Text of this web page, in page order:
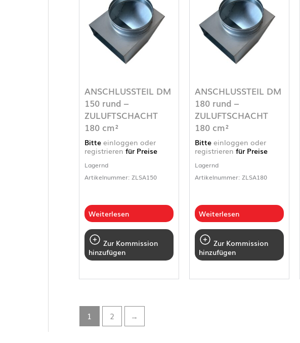
ANSCHLUSSTEIL DM
150 rund –
ZULUFTSCHACHT
180 cm²
Bitte einloggen oder
registrieren für Preise
Lagernd
Artikelnummer: ZLSA150
Weiterlesen
Zur Kommission
hinzufügen
ANSCHLUSSTEIL DM
180 rund –
ZULUFTSCHACHT
180 cm²
Bitte einloggen oder
registrieren für Preise
Lagernd
Artikelnummer: ZLSA180
Weiterlesen
Zur Kommission
hinzufügen
1 2 →